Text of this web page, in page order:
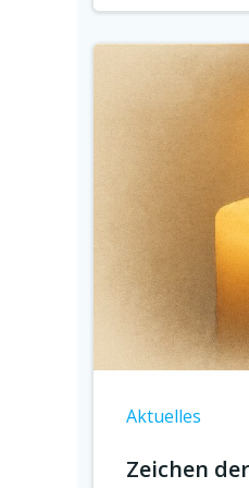
Aktuelles
Zeichen